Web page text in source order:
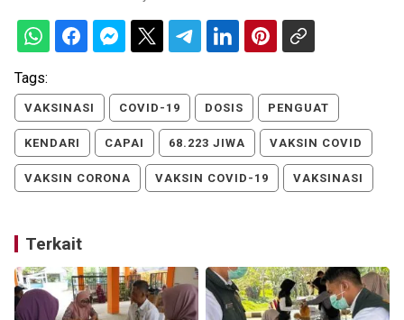
Tags:
VAKSINASI COVID-19 DOSIS PENGUAT
KENDARI CAPAI 68.223 JIWA VAKSIN COVID
VAKSIN CORONA VAKSIN COVID-19 VAKSINASI
Terkait